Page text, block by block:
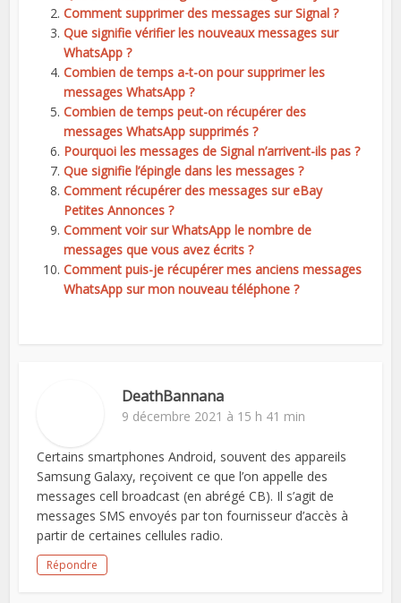
Comment supprimer des messages sur Signal ?
Que signifie vérifier les nouveaux messages sur
WhatsApp ?
Combien de temps a-t-on pour supprimer les
messages WhatsApp ?
Combien de temps peut-on récupérer des
messages WhatsApp supprimés ?
Pourquoi les messages de Signal n’arrivent-ils pas ?
Que signifie l’épingle dans les messages ?
Comment récupérer des messages sur eBay
Petites Annonces ?
Comment voir sur WhatsApp le nombre de
messages que vous avez écrits ?
Comment puis-je récupérer mes anciens messages
WhatsApp sur mon nouveau téléphone ?
DeathBannana
9 décembre 2021 à 15 h 41 min
Certains smartphones Android, souvent des appareils
Samsung Galaxy, reçoivent ce que l’on appelle des
messages cell broadcast (en abrégé CB). Il s’agit de
messages SMS envoyés par ton fournisseur d’accès à
partir de certaines cellules radio.
Répondre